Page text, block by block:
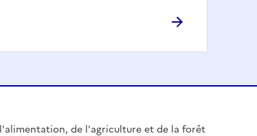
de l'agriculture et de la forêt